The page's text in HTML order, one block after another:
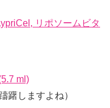
リポソームビタ
ml)
躇しますよね）